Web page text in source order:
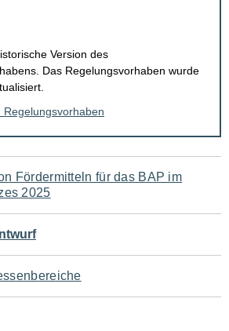
Version des
Das Regelungsvorhaben wurde
Fördermitteln für das BAP im
2025